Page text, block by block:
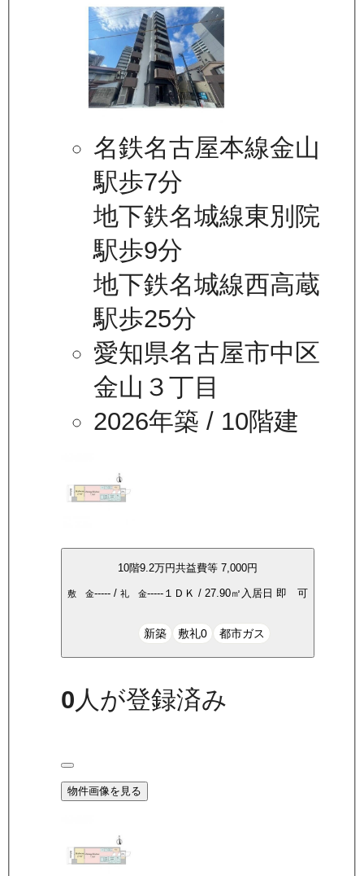
名鉄名古屋本線金山
駅歩7分
地下鉄名城線東別院
駅歩9分
地下鉄名城線西高蔵
駅歩25分
愛知県名古屋市中区
金山３丁目
2026年築 / 10階建
10階9.2万円共益費等7,000円
敷 金----- /礼 金----- １ＤＫ /27.90㎡ 入居日 即 可
新築 敷礼0 都市ガス
0 人が登録済み
物件画像を見る